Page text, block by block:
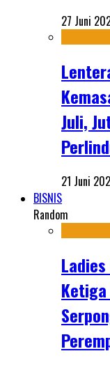
27 Juni
Juli,
21 Juni
BISNIS
Random